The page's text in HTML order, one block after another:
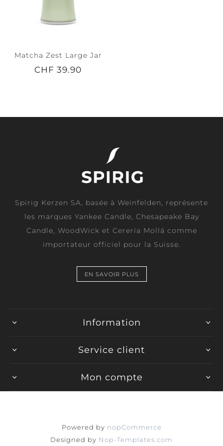
Matcha Zest Large Jar
CHF 39.90
Spirig Kerzen SA, basée à Weinfelden, représente
les marques Yankee Candle, Chesapeake Bay
Candle, WoodWick et Cerería Mollá comme
importateur officiel pour la Suisse.
EN SAVOIR PLUS
Information
Service client
Mon compte
Powered by nopCommerce
Designed by Nop-Templates.com